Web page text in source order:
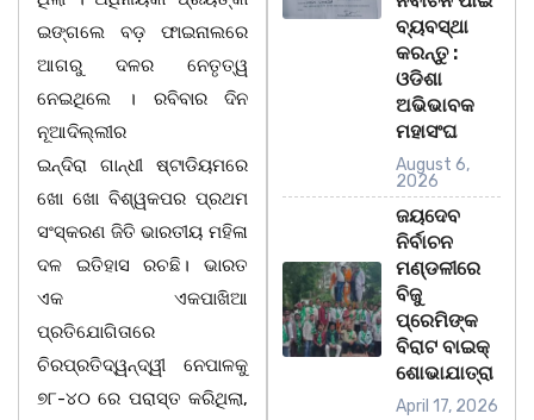
ଇଙ୍ଗଲେ ବଡ଼ ଫାଇନାଲରେ
ଆଗରୁ ଦଳର ନେତୃତ୍ୱ
ନେଇଥିଲେ । ରବିବାର ଦିନ
ନୂଆଦିଲ୍ଲୀର
ଇନ୍ଦିରା ଗାନ୍ଧୀ ଷ୍ଟାଡିୟମରେ
ଖୋ ଖୋ ବିଶ୍ୱକପର ପ୍ରଥମ
ସଂସ୍କରଣ ଜିତି ଭାରତୀୟ ମହିଳା
ଦଳ ଇତିହାସ ରଚଛି। ଭାରତ
ଏକ ଏକପାଖିଆ
ପ୍ରତିଯୋଗିତାରେ
ଚିରପ୍ରତିଦ୍ୱନ୍ଦ୍ୱୀ ନେପାଳକୁ
୭୮-୪୦ ରେ ପରାସ୍ତ କରିଥିଲା,
ବ୍ୟବସ୍ଥା
କରନ୍ତୁ :
ଓଡିଶା
ଅଭିଭାବକ
ମହାସଂଘ
August 6,
2026
ଜୟଦେବ
ନିର୍ବାଚନ
ମଣ୍ଡଳୀରେ
ବିଜୁ
ପ୍ରେମିଙ୍କ
ବିରାଟ ବାଇକ୍
ଶୋଭାଯାତ୍ରା
April 17, 2026